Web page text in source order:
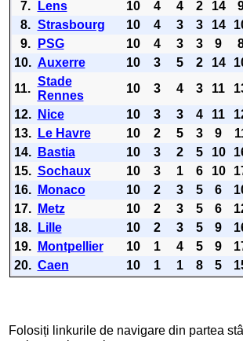
7.
Lens 10 4 4 2 14
8. Strasbourg 10 4 3 3 14
9.
PSG 10 4 3 3 9
10. Auxerre 10 3 5 2 14
11.
Stade
Rennes
10 3 4 3 11
12.
Nice 10 3 3 4 11
13.
Le Havre 10 2 5 3 9
14.
Bastia 10 3 2 5 10
15. Sochaux 10 3 1 6 10
16.
Monaco 10 2 3 5 6
17.
Metz 10 2 3 5 6
18.
Lille 10 2 3 5 9
19.
Montpellier 10 1 4 5 9
20. Caen 10 1 1 8 5
Folosiți linkurile de navigare din partea